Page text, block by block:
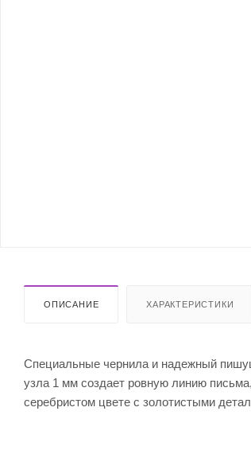
ОПИСАНИЕ ХАРАКТЕРИСТИКИ
Специальные чернила и надежный
узла 1 мм создает ровную линию
серебристом цвете с золотистыми